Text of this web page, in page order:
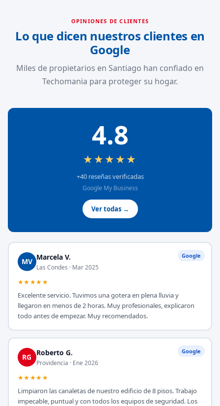
OPINIONES DE CLIENTES
Lo que dicen nuestros clientes en
Google
Miles de propietarios en Santiago han confiado en
Techomania para proteger su hogar.
4.8
★★★★★
+40 reseñas verificadas
Google My Business
Ver todas →
Google
MV Marcela V.
Las Condes · Mar 2025
★★★★★
Excelente servicio. Tuvimos una gotera en plena lluvia y
llegaron en menos de 2 horas. Muy profesionales, explicaron
todo antes de empezar. Muy recomendados.
Google
RG Roberto G.
Providencia · Ene 2026
★★★★★
Limpiaron las canaletas de nuestro edificio de 8 pisos. Trabajo
impecable, puntual y con todos los equipos de seguridad. Los